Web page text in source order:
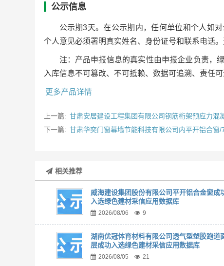
公示信息
公示期3天。在公示期内，任何单位和个人如
个人意见必须署明真实姓名、身份证号和联系电话。
注：产品申报信息的真实性由申报企业负责，
入库信息不可篡改、不可抵赖、数据可追溯、责任可
更多产品详情
上一篇: 甘肃安居建设工程集团有限公司钢筋桁架预应力
下一篇: 甘肃华奕门窗幕墙节能科技有限公司内平开铝合
相关推荐
威海建设集团股份有限公司平开铝合金窗成
入选绿色建材采信应用数据库
2026/08/06 9
湖南优冠体育材料有限公司透气型塑胶跑道
层成功入选绿色建材采信应用数据库
2026/08/05 21